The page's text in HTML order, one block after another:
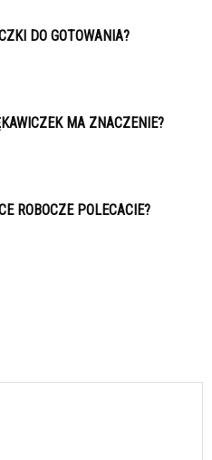
DO GOTOWANIA?
MA ZNACZENIE?
ROBOCZE POLECACIE?